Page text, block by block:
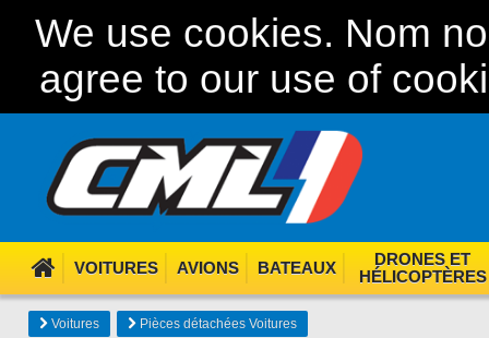
We use cookies. Nom
agree to our use of
VOITURES AVIONS BATEAUX
DRONES ET
HÉLICOPTÈRES
Voitures Pièces détachées Voitures